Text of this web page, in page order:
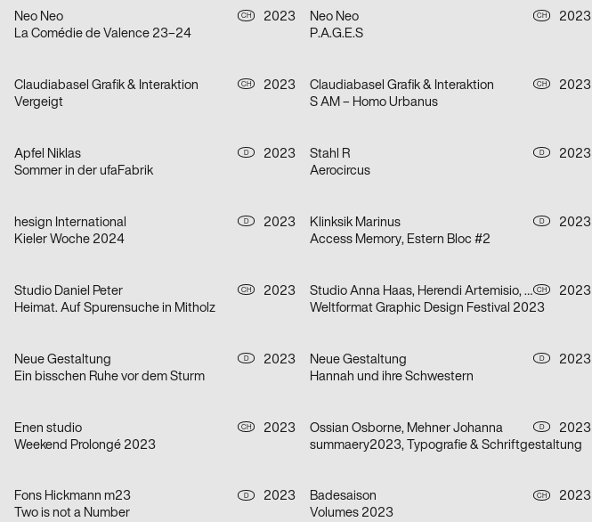
Neo Neo CH
2023
La Comédie de Valence 23–24
Neo Neo CH
2023
P.A.G.E.S
Claudiabasel Grafik & Interaktion CH
2023
Vergeigt
Claudiabasel Grafik & Interaktion CH
2023
S AM – Homo Urbanus
Apfel Niklas D
2023
Sommer in der ufaFabrik
Stahl R D
2023
Aerocircus
hesign International D
2023
Kieler Woche 2024
Klinksik Marinus D
2023
Access Memory, Estern Bloc #2
Studio Daniel Peter CH
2023
Heimat. Auf Spurensuche in Mitholz
Studio Anna Haas, Herendi Artemisio, Johnson / Kingston, Claudiabasel Grafik & Interaktion, Prill Tania, Troxler Niklaus CH
2023
Weltformat Graphic Design Festival 2023
Neue Gestaltung D
2023
Ein bisschen Ruhe vor dem Sturm
Neue Gestaltung D
2023
Hannah und ihre Schwestern
Enen studio CH
2023
Weekend Prolongé 2023
Ossian Osborne, Mehner Johanna D
2023
summaery2023, Typografie & Schriftgestaltung
Fons Hickmann m23 D
2023
Two is not a Number
Badesaison CH
2023
Volumes 2023